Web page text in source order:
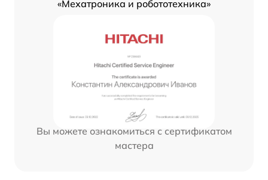
«Мехатроника и робототехника»
Вы можете ознакомиться с сертификатом
мастера